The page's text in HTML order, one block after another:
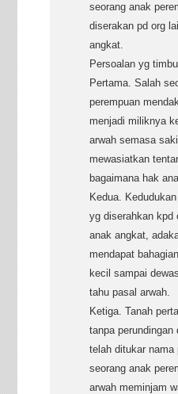
seorang anak
diserakan pd org
angkat.
Persoalan yg
Pertama. Salah
perempuan
menjadi miliknya
arwah semasa
mewasiatkan
bagaimana hak
Kedua.
yg diserahkan kpd
anak angkat,
mendapat
kecil sampai
tahu pasal arwah.
Ketiga. Tanah
tanpa perundingan
telah ditukar nama
seorang anak
arwah meminjam